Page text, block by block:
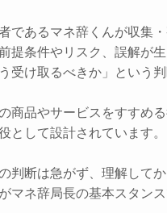
であるマネ辞くんが収集
提条件やリスク、誤解が
受け取るべきか」という
商品やサービスをすすめ
として設計されています。
判断は急がず、理解してか
マネ辞局長の基本スタンス